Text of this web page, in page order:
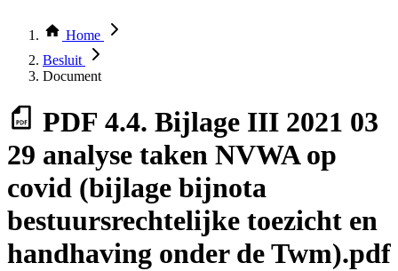
Thema COVID-19
Bekijk per bestuursorgaan
Home
Besluit
Document
PDF 4.4. Bijlage III 2021 03
29 analyse taken NVWA op
covid (bijlage bijnota
bestuursrechtelijke toezicht en
handhaving onder de Twm).pdf